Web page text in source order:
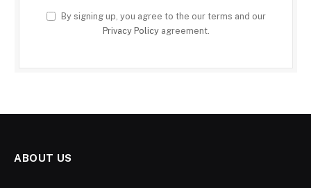
By signing up, you agree to the our terms and our
Privacy Policyagreement.
ABOUT US